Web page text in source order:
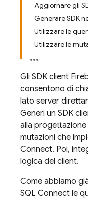
Aggiornare gli
Generare SDK
Utilizzare le
Utilizzare le
Gli SDK client
consentono di
lato server
Generi un SDK
alla progettazione
mutazioni che
Connect. Poi,
logica del client.
Come abbiamo
SQL Connect le